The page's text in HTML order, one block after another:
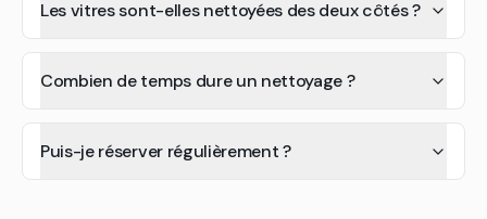
Les vitres sont-elles nettoyées des deux côtés ?
Combien de temps dure un nettoyage ?
Puis-je réserver régulièrement ?